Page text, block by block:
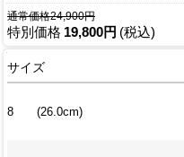
通常価格24,900円
特別価格 19,800円 (税込)
サイズ
8 (26.0cm)